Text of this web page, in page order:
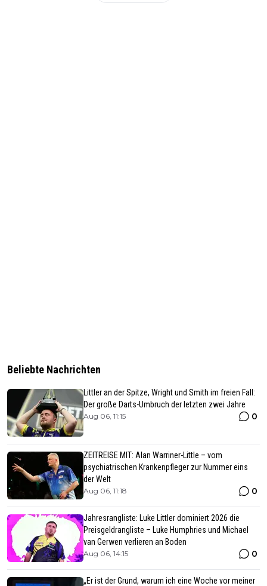
Beliebte Nachrichten
Littler an der Spitze, Wright und Smith im freien Fall:
Der große Darts-Umbruch der letzten zwei Jahre
Aug 06, 11:15 0
ZEITREISE MIT: Alan Warriner-Little – vom
psychiatrischen Krankenpfleger zur Nummer eins
der Welt
Aug 06, 11:18 0
Jahresrangliste: Luke Littler dominiert 2026 die
Preisgeldrangliste – Luke Humphries und Michael
van Gerwen verlieren an Boden
Aug 06, 14:15 0
„Er ist der Grund, warum ich eine Woche vor meiner